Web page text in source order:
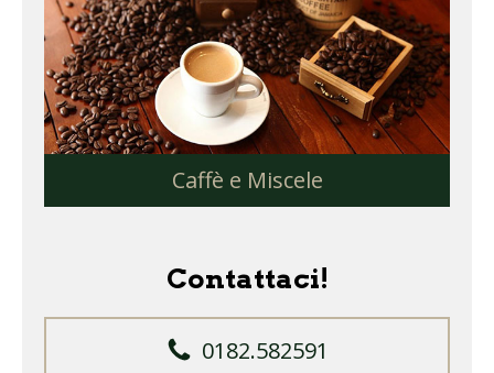
Caffè e Miscele
Contattaci!
0182.582591